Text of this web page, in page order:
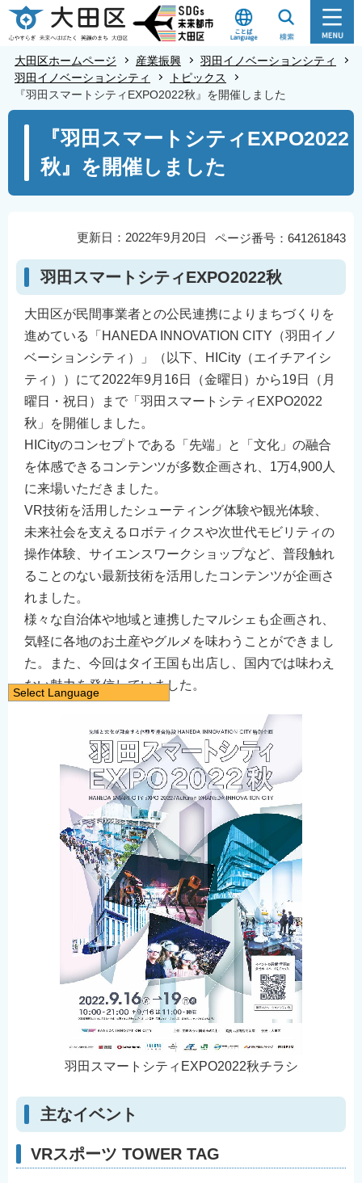
こ
の
の
大田区ホームページ 産業振興
羽田イノベーションシティ
羽田イノベーションシティ
トピックス
『羽田スマートシティEXPO2022秋』を開催しました
『羽田スマートシティEXPO2022
秋』を開催しました
ページ番号：641261843
更新日：2022年9月20日
羽田スマートシティEXPO2022秋
大田区が民間事業者との公民連携によりまちづくりを
進めている「HANEDA INNOVATION CITY（羽田イノ
ベーションシティ）」（以下、HICity（エイチアイシ
ティ））にて2022年9月16日（金曜日）から19日（月
曜日・祝日）まで「羽田スマートシティEXPO2022
秋」を開催しました。
HICityのコンセプトである「先端」と「文化」の融合
を体感できるコンテンツが多数企画され、1万4,900人
に来場いただきました。
VR技術を活用したシューティング体験や観光体験、
未来社会を支えるロボティクスや次世代モビリティの
操作体験、サイエンスワークショップなど、普段触れ
ることのない最新技術を活用したコンテンツが企画さ
れました。
様々な自治体や地域と連携したマルシェも企画され、
気軽に各地のお土産やグルメを味わうことができまし
た。また、今回はタイ王国も出店し、国内では味わえ
ない魅力を発信していました。
羽田スマートシティEXPO2022秋チラシ
主なイベント
VRスポーツ TOWER TAG
Select Language
简体中文